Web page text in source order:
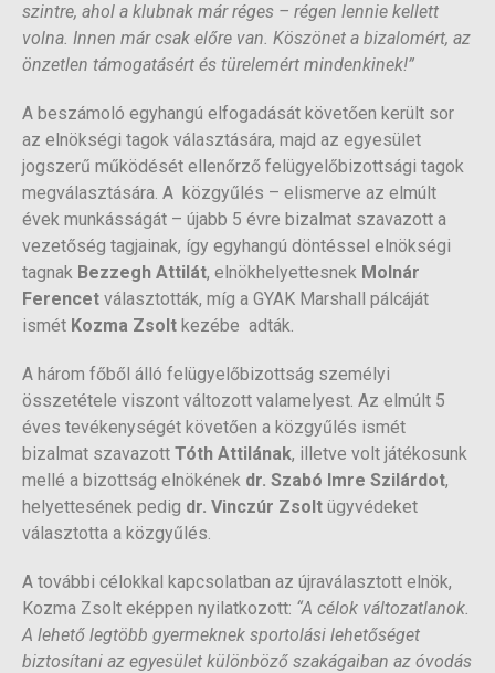
szintre, ahol a klubnak már réges – régen lennie kellett
volna. Innen már csak előre van. Köszönet a bizalomért, az
önzetlen támogatásért és türelemért mindenkinek!”
A beszámoló egyhangú elfogadását követően került sor
az elnökségi tagok választására, majd az egyesület
jogszerű működését ellenőrző felügyelőbizottsági tagok
megválasztására. A közgyűlés – elismerve az elmúlt
évek munkásságát – újabb 5 évre bizalmat szavazott a
vezetőség tagjainak, így egyhangú döntéssel elnökségi
tagnak Bezzegh Attilát, elnökhelyettesnek Molnár
Ferencet választották, míg a GYAK Marshall pálcáját
ismét Kozma Zsolt kezébe adták.
A három főből álló felügyelőbizottság személyi
összetétele viszont változott valamelyest. Az elmúlt 5
éves tevékenységét követően a közgyűlés ismét
bizalmat szavazott Tóth Attilának, illetve volt játékosunk
mellé a bizottság elnökének dr. Szabó Imre Szilárdot,
helyettesének pedig dr. Vinczúr Zsolt ügyvédeket
választotta a közgyűlés.
A további célokkal kapcsolatban az újraválasztott elnök,
Kozma Zsolt eképpen nyilatkozott: “A célok változatlanok.
A lehető legtöbb gyermeknek sportolási lehetőséget
biztosítani az egyesület különböző szakágaiban az óvodás